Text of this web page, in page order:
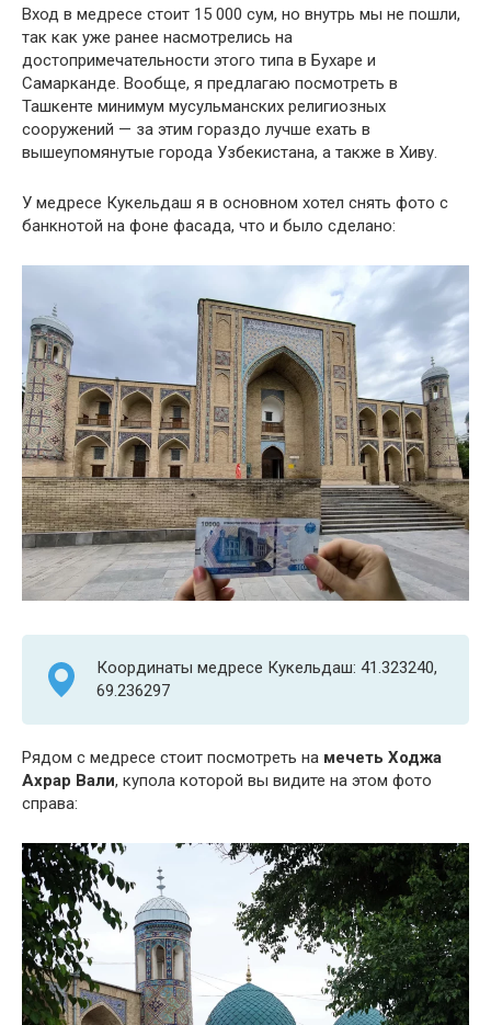
Вход в медресе стоит 15 000 сум, но внутрь мы не пошли,
так как уже ранее насмотрелись на
достопримечательности этого типа в Бухаре и
Самарканде. Вообще, я предлагаю посмотреть в
Ташкенте минимум мусульманских религиозных
сооружений — за этим гораздо лучше ехать в
вышеупомянутые города Узбекистана, а также в Хиву.
У медресе Кукельдаш я в основном хотел снять фото с
банкнотой на фоне фасада, что и было сделано:
Координаты медресе Кукельдаш: 41.323240,
69.236297
Рядом с медресе стоит посмотреть на мечеть Ходжа
Ахрар Вали, купола которой вы видите на этом фото
справа: